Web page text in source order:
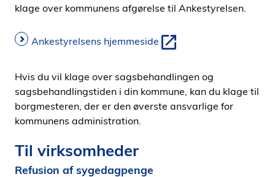
klage over kommunens afgørelse til Ankestyrelsen.
Ankestyrelsens hjemmeside
Hvis du vil klage over sagsbehandlingen og
sagsbehandlingstiden i din kommune, kan du klage til
borgmesteren, der er den øverste ansvarlige for
kommunens administration.
Til virksomheder
Refusion af sygedagpenge